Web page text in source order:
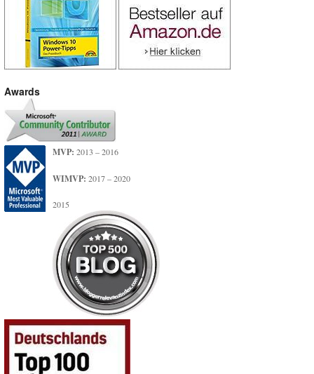
Awards
MVP: 2013 – 2016
WIMVP: 2017 – 2020
2015